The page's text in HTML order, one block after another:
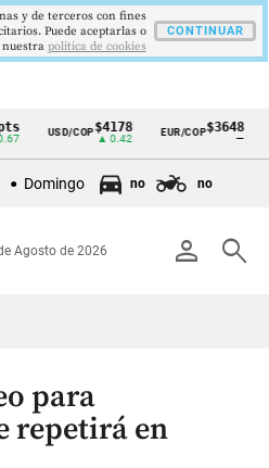
USD/COP$4178
▲ 0.42
EUR/COP$3648
—
Domingo no no
person search
Agosto de 2026
para
repetirá en
y de terceros con fines
Puede aceptarlas o
politica de cookies
CONTINUAR